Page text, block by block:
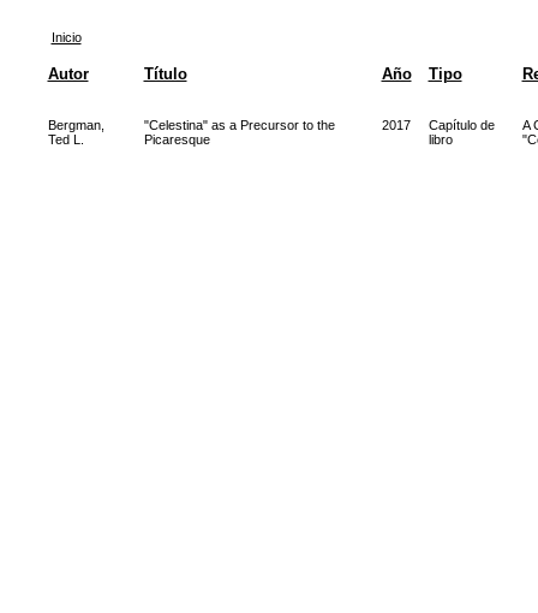
Inicio
Autor Título Año Tipo
Bergman,
Ted L.
"Celestina" as a Precursor to the
Picaresque
2017
Capítulo de
libro
A